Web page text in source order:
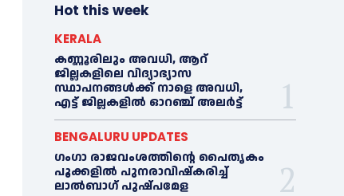
Hot this week
KERALA
കണ്ണൂരിലും അവധി, ആറ്
ജില്ലകളിലെ വിദ്യാഭ്യാസ
സ്ഥാപനങ്ങൾക്ക് നാളെ അവധി,
എട്ട് ജില്ലകളിൽ ഓറഞ്ച് അലർട്ട്
BENGALURU UPDATES
ഗംഗാ രാജവംശത്തിന്റെ പൈതൃകം
പൂക്കളിൽ പുനരാവിഷ്‌കരിച്ച്
ലാൽബാഗ് പുഷ്പമേള